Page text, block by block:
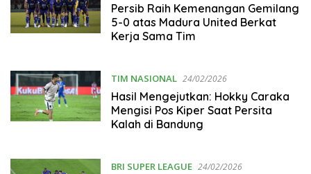
Persib Raih Kemenangan Gemilang
5-0 atas Madura United Berkat
Kerja Sama Tim
TIM NASIONAL 24/02/2026
Hasil Mengejutkan: Hokky Caraka
Mengisi Pos Kiper Saat Persita
Kalah di Bandung
BRI SUPER LEAGUE 24/02/2026